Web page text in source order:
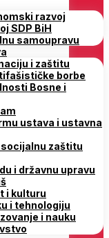
razvoj
SDP BiH
samoupravu
i zaštitu
borbe
Bosne i
ustava i ustavna
socijalnu zaštitu
i državnu upravu
i kulturu
i tehnologiju
i nauku